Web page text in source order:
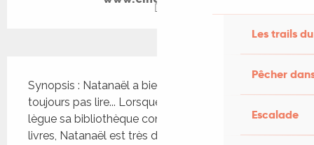
Les trails
Pêcher
Escalade
Synopsis : Natanaël a bientôt 7 ans, mais il ne sait
toujours pas lire... Lorsque sa tante Eléonore lui
lègue sa bibliothèque contenant des centaines de
livres, Natanaël est très déçu ! Pourtant, chacun